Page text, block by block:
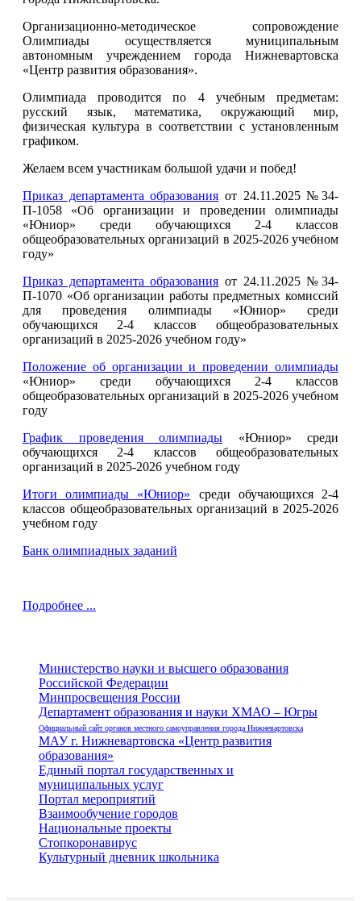
Организационно-методическое сопровождение
Олимпиады осуществляется муниципальным
автономным учреждением города Нижневартовска
«Центр развития образования».
Олимпиада проводится по 4 учебным предметам:
русский язык, математика, окружающий мир,
физическая культура в соответствии с установленным
графиком.
Желаем всем участникам большой удачи и побед!
Приказ департамента образования от 24.11.2025 №34-
П-1058 «Об организации и проведении олимпиады
«Юниор» среди обучающихся 2-4 классов
общеобразовательных организаций в 2025-2026 учебном
году»
Приказ департамента образования от 24.11.2025 №34-
П-1070 «Об организации работы предметных комиссий
для проведения олимпиады «Юниор» среди
обучающихся 2-4 классов общеобразовательных
организаций в 2025-2026 учебном году»
Положение об организации и проведении олимпиады
«Юниор» среди обучающихся 2-4 классов
общеобразовательных организаций в 2025-2026 учебном
году
График проведения олимпиады «Юниор» среди
обучающихся 2-4 классов общеобразовательных
организаций в 2025-2026 учебном году
Итоги олимпиады «Юниор» среди обучающихся 2-4
классов общеобразовательных организаций в 2025-2026
учебном году
Банк олимпиадных заданий
Подробнее ...
Министерство науки и высшего образования
Российской Федерации
Минпросвещения России
Департамент образования и науки ХМАО – Югры
Официальный сайт органов местного самоуправления города Нижневартовска
МАУ г. Нижневартовска «Центр развития
образования»
Единый портал государственных и
муниципальных услуг
Портал мероприятий
Взаимообучение городов
Национальные проекты
Стопкоронавирус
Культурный дневник школьника